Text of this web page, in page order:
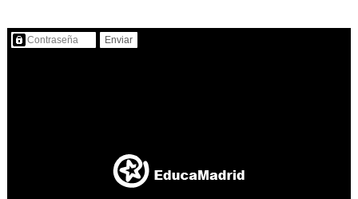
Contenido protegido…